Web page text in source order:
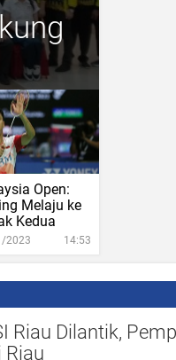
di
Open:
Melaju ke
Kedua
2023 14:53
Riau Dilantik,
Riau